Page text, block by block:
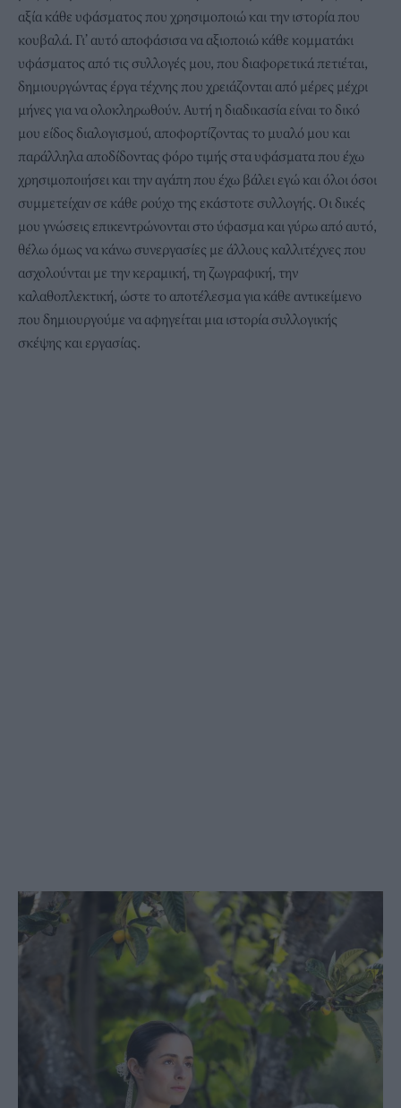
αξία κάθε υφάσματος που χρησιμοποιώ και την ιστορία που
κουβαλά. Γι’ αυτό αποφάσισα να αξιοποιώ κάθε κομματάκι
υφάσματος από τις συλλογές μου, που διαφορετικά πετιέται,
δημιουργώντας έργα τέχνης που χρειάζονται από μέρες μέχρι
μήνες για να ολοκληρωθούν. Αυτή η διαδικασία είναι το δικό
μου είδος διαλογισμού, αποφορτίζοντας το μυαλό μου και
παράλληλα αποδίδοντας φόρο τιμής στα υφάσματα που έχω
χρησιμοποιήσει και την αγάπη που έχω βάλει εγώ και όλοι όσοι
συμμετείχαν σε κάθε ρούχο της εκάστοτε συλλογής. Οι δικές
μου γνώσεις επικεντρώνονται στο ύφασμα και γύρω από αυτό,
θέλω όμως να κάνω συνεργασίες με άλλους καλλιτέχνες που
ασχολούνται με την κεραμική, τη ζωγραφική, την
καλαθοπλεκτική, ώστε το αποτέλεσμα για κάθε αντικείμενο
που δημιουργούμε να αφηγείται μια ιστορία συλλογικής
σκέψης και εργασίας.